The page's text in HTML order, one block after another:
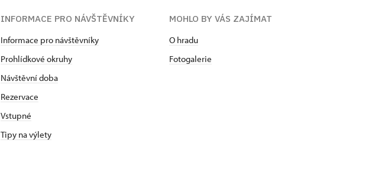
INFORMACE PRO NÁVŠTĚVNÍKY
Informace pro návštěvníky
Prohlídkové okruhy
Návštěvní doba
Rezervace
Vstupné
Tipy na výlety
MOHLO BY VÁS ZAJÍMAT
O hradu
Fotogalerie